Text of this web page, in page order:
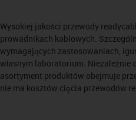
Wysokiej jakości przewody
prowadnikach kablowych.
wymagających zastosowaniach,
własnym laboratorium. Niezależnie
asortyment produktów obejmuje
nie ma kosztów cięcia przewodów